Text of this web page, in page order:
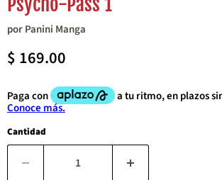
porPanini Manga
Precio actual
$ 169.00
Cantidad